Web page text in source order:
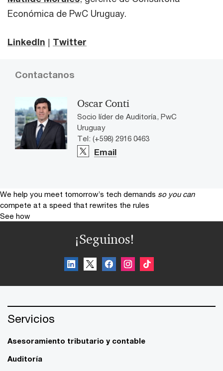
Económica de PwC Uruguay.
LinkedIn | Twitter
Contactanos
Oscar Conti
Socio líder de Auditoría, PwC
Uruguay
Tel: (+598) 2916 0463
Email
We help you meet tomorrow’s tech demands so you can
compete at a speed that rewrites the rules
See how
¡Seguinos!
Servicios
Asesoramiento tributario y contable
Auditoría